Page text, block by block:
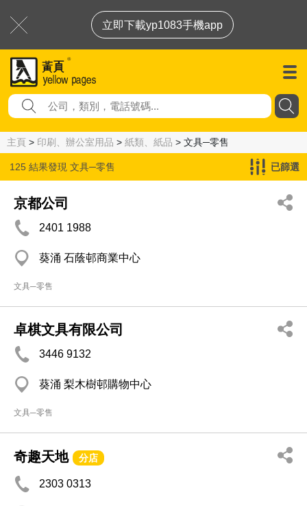
立即下載yp1083手機app
主頁 > 印刷、辦公室用品 > 紙類、紙品 > 文具─零售
125 結果發現 文具─零售 已篩選
京都公司
2401 1988
葵涌 石蔭邨商業中心
文具─零售
卓棋文具有限公司
3446 9132
葵涌 梨木樹邨購物中心
文具─零售
奇趣天地 分店
2303 0313